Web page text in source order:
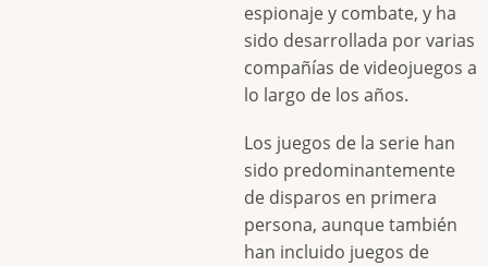
espionaje y combate, y ha
sido desarrollada por varias
compañías de videojuegos a
lo largo de los años.
Los juegos de la serie han
sido predominantemente
de disparos en primera
persona, aunque también
han incluido juegos de